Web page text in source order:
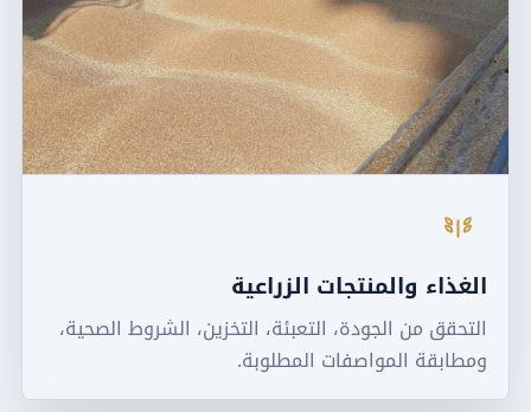
الغذاء والمنتجات الزراعية
التحقق من الجودة، التعبئة، التخزين، الشروط الصحية،
ومطابقة المواصفات المطلوبة.